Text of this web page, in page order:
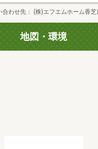
住宅ローンに組み込み
ン・照明・家具・家電・カ
用などもまとめられ、手元
合わせ先 (株)エフエムホーム香芝
地図・環境